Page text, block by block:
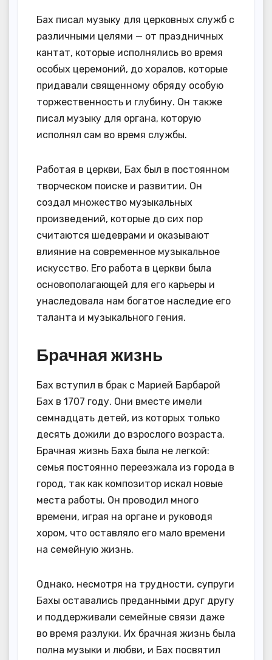
Бах писал музыку для церковных служб с
различными целями — от праздничных
кантат, которые исполнялись во время
особых церемоний, до хоралов, которые
придавали священному обряду особую
торжественность и глубину. Он также
писал музыку для органа, которую
исполнял сам во время службы.
Работая в церкви, Бах был в постоянном
творческом поиске и развитии. Он
создал множество музыкальных
произведений, которые до сих пор
считаются шедеврами и оказывают
влияние на современное музыкальное
искусство. Его работа в церкви была
основополагающей для его карьеры и
унаследовала нам богатое наследие его
таланта и музыкального гения.
Брачная жизнь
Бах вступил в брак с Марией Барбарой
Бах в 1707 году. Они вместе имели
семнадцать детей, из которых только
десять дожили до взрослого возраста.
Брачная жизнь Баха была не легкой:
семья постоянно переезжала из города в
город, так как композитор искал новые
места работы. Он проводил много
времени, играя на органе и руководя
хором, что оставляло его мало времени
на семейную жизнь.
Однако, несмотря на трудности, супруги
Бахы оставались преданными друг другу
и поддерживали семейные связи даже
во время разлуки. Их брачная жизнь была
полна музыки и любви, и Бах посвятил